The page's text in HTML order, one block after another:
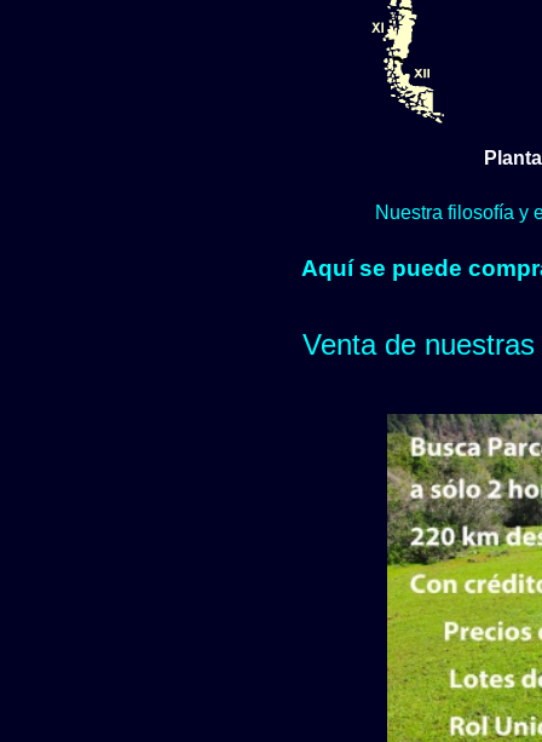
Nuestra filosofía y
Aquí se puede
Venta de